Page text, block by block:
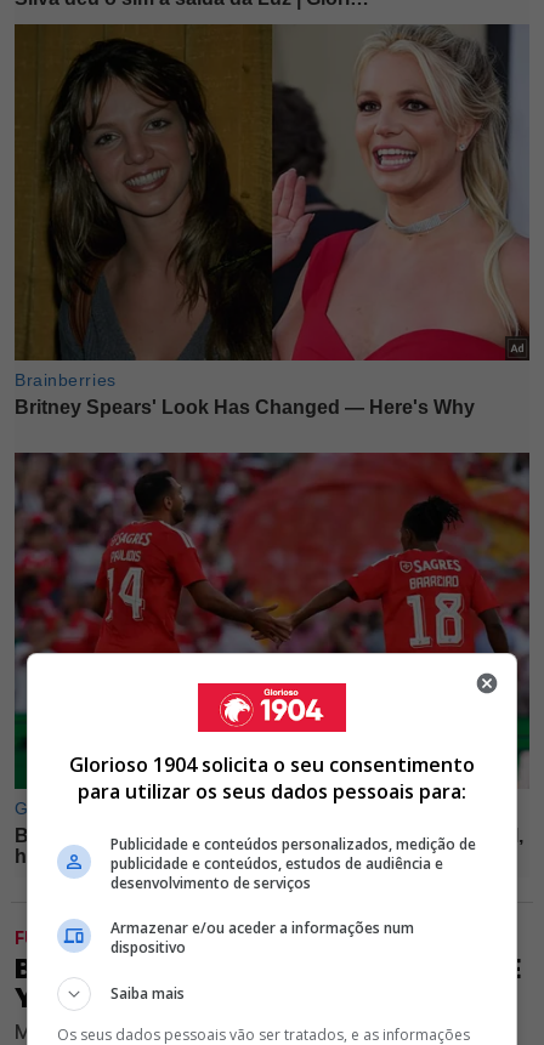
FUTEBOL
BENFICA NEGOCIA CONTRATAÇÃO DE
YVES BISSOUMA
Médio que esteve nos ingleses do Tottenham entra na
Glorioso 1904 solicita o seu consentimento
para utilizar os seus dados pessoais para:
Publicidade e conteúdos personalizados, medição de
publicidade e conteúdos, estudos de audiência e
desenvolvimento de serviços
Armazenar e/ou aceder a informações num
dispositivo
Saiba mais
Os seus dados pessoais vão ser tratados, e as informações